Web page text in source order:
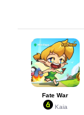
Fate War
Kaia